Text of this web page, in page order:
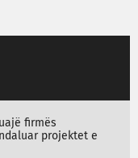
firmës
projektet e